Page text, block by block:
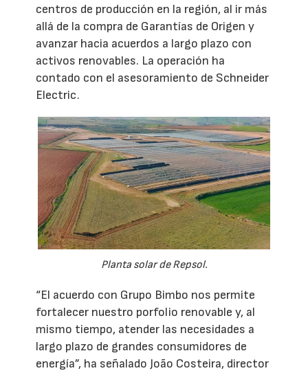
centros de producción en la región, al ir más
allá de la compra de Garantías de Origen y
avanzar hacia acuerdos a largo plazo con
activos renovables. La operación ha
contado con el asesoramiento de Schneider
Electric.
Planta solar de Repsol.
“El acuerdo con Grupo Bimbo nos permite
fortalecer nuestro porfolio renovable y, al
mismo tiempo, atender las necesidades a
largo plazo de grandes consumidores de
energía”, ha señalado João Costeira, director